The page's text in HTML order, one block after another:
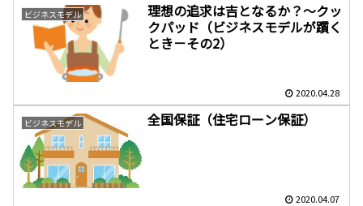
ビジネスモデル
理想の追求は吉となるか？～クッ
クパッド（ビジネスモデルが躓く
とき－その2）
2020.04.28
ビジネスモデル 全国保証（住宅ローン保証）
2020.04.07